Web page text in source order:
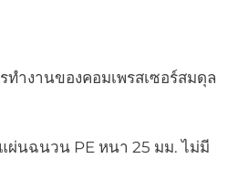
ำงานของคอมเพรสเซอร์สมดุล
ผ่นฉนวน PE หนา 25 มม. ไม่มี